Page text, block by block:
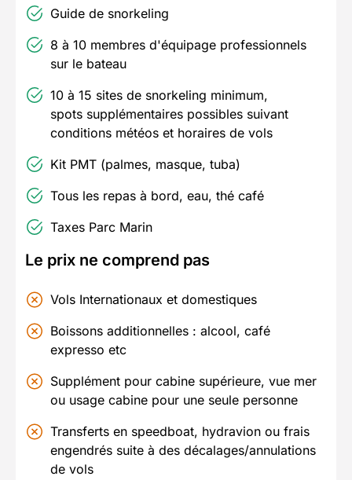
Guide de snorkeling
8 à 10 membres d'équipage professionnels
sur le bateau
10 à 15 sites de snorkeling minimum,
spots supplémentaires possibles suivant
conditions météos et horaires de vols
Kit PMT (palmes, masque, tuba)
Tous les repas à bord, eau, thé café
Taxes Parc Marin
Le prix ne comprend pas
Vols Internationaux et domestiques
Boissons additionnelles : alcool, café
expresso etc
Supplément pour cabine supérieure, vue mer
ou usage cabine pour une seule personne
Transferts en speedboat, hydravion ou frais
engendrés suite à des décalages/annulations
de vols